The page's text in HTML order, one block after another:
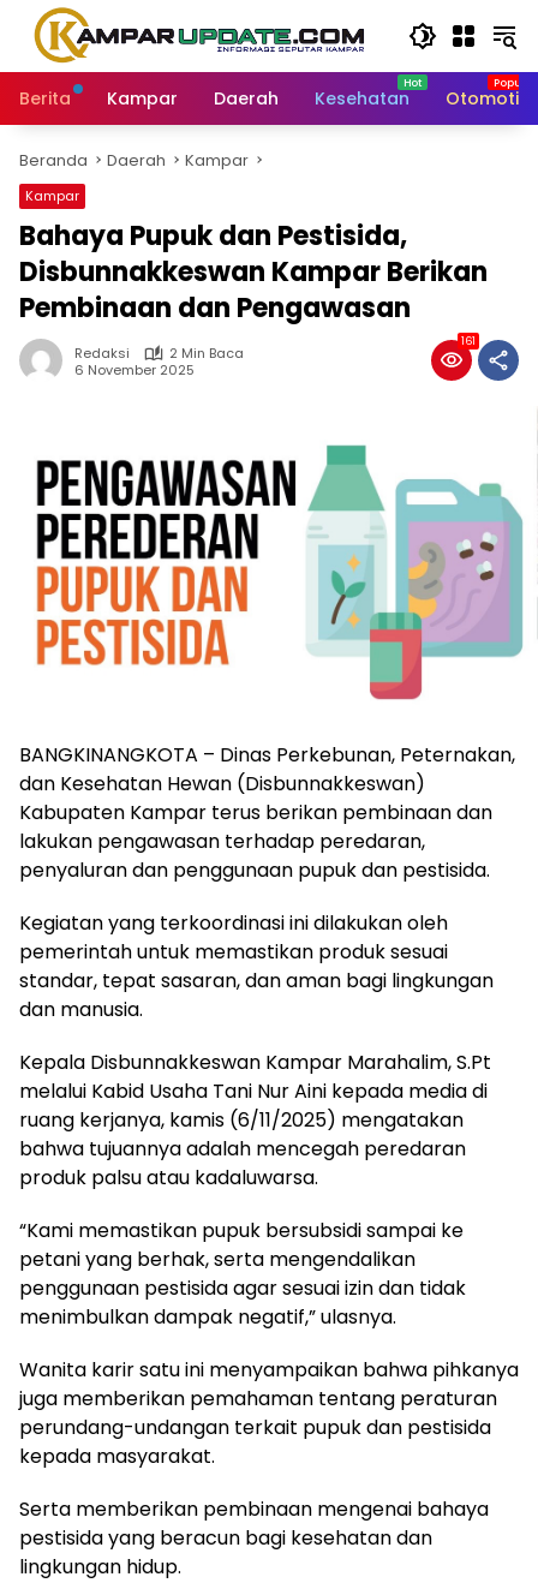
Langsung
konten
Berita
Kampar Daerah Kesehatan Otomotif
Beranda Daerah Kampar
Kampar
Bahaya Pupuk dan Pestisida,
Disbunnakkeswan Kampar Berikan
Pembinaan dan Pengawasan
Redaksi
2 Min Baca
6 November 2025
161
BANGKINANGKOTA – Dinas Perkebunan, Peternakan,
dan Kesehatan Hewan (Disbunnakkeswan)
Kabupaten Kampar terus berikan pembinaan dan
lakukan pengawasan terhadap peredaran,
penyaluran dan penggunaan pupuk dan pestisida.
Kegiatan yang terkoordinasi ini dilakukan oleh
pemerintah untuk memastikan produk sesuai
standar, tepat sasaran, dan aman bagi lingkungan
dan manusia.
Kepala Disbunnakkeswan Kampar Marahalim, S.Pt
melalui Kabid Usaha Tani Nur Aini kepada media di
ruang kerjanya, kamis (6/11/2025) mengatakan
bahwa tujuannya adalah mencegah peredaran
produk palsu atau kadaluwarsa.
“Kami memastikan pupuk bersubsidi sampai ke
petani yang berhak, serta mengendalikan
penggunaan pestisida agar sesuai izin dan tidak
menimbulkan dampak negatif,” ulasnya.
Wanita karir satu ini menyampaikan bahwa pihkanya
juga memberikan pemahaman tentang peraturan
perundang-undangan terkait pupuk dan pestisida
kepada masyarakat.
Serta memberikan pembinaan mengenai bahaya
pestisida yang beracun bagi kesehatan dan
lingkungan hidup.